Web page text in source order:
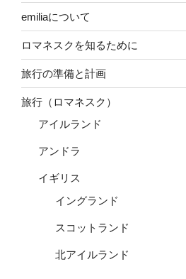
emiliaについて
ロマネスクを知るために
旅行の準備と計画
旅行（ロマネスク）
アイルランド
アンドラ
イギリス
イングランド
スコットランド
北アイルランド